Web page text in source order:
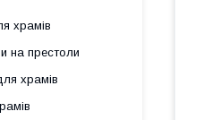
храмів
на престоли
храмів